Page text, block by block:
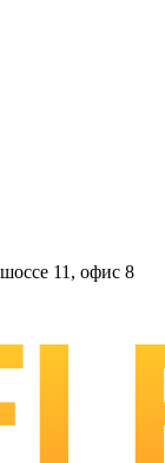
11, офис 8